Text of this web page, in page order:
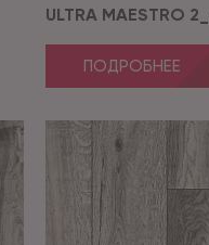
ULTRA MAESTRO
ПОДРОБНЕЕ